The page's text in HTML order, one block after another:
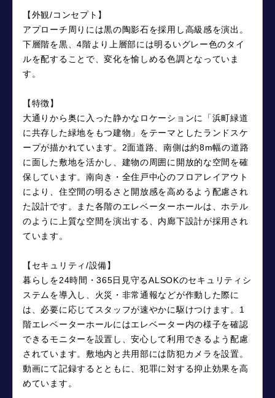
【外観/コンセプト】
アプローチ周りには黒の陶影石を採用し高級感を演出。
下層階を黒、4階より上層部には明るいグレー色のタイ
ルを配することで、変化を愉しめる色調となっていま
す。
【特徴】
大通りから奥に入った静かなロケーションに「浜町緑道
に共存した緑地をもつ建物」をテーマとしたランドスケ
ープが描かれています。2面道路、南側は約8m幅の道路
に面した敷地を活かし、建物の周囲に開放的な空間を確
保しています。南向き・全住戸中心のフロアレイアウト
により、住空間の明るさと開放感を高めるよう配慮され
た設計です。また各階のエレベーターホールは、ホテル
のように上質な空間を演出する、内廊下設計が採用され
ています。
【セキュリティ/設備】
暮らしを24時間・365日見守るALSOKのセキュリティシ
ステムを導入し、火災・非常通報などが作動した際に
は、必要に応じてスタッフが速やかに駆けつけます。1
階エレベーターホールにはエレベーター内の様子を確認
できるモニターを設置し、安心して利用できるよう配慮
されています。敷地内と共用部には防犯カメラを設置。
動画にて記録するとともに、犯罪に対する抑止効果を高
めています。